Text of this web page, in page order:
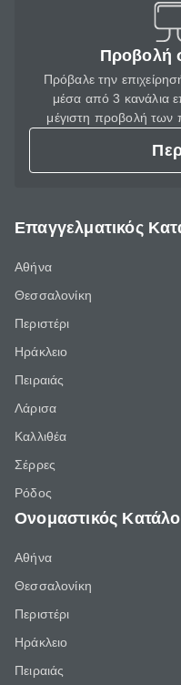
Προβολή
Πρόβαλε την
μέσα από 3 κανάλια
μέγιστη προβολή των
Επαγγελματικός
Αθήνα
Θεσσαλονίκη
Περιστέρι
Ηράκλειο
Πειραιάς
Λάρισα
Καλλιθέα
Σέρρες
Ρόδος
Ονομαστικός
Αθήνα
Θεσσαλονίκη
Περιστέρι
Ηράκλειο
Πειραιάς